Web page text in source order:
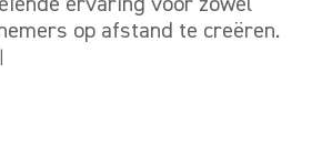
op afstand te creëren.